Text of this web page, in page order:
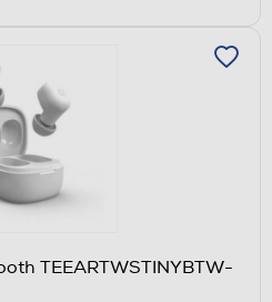
TEEARTWSTINYBTW-